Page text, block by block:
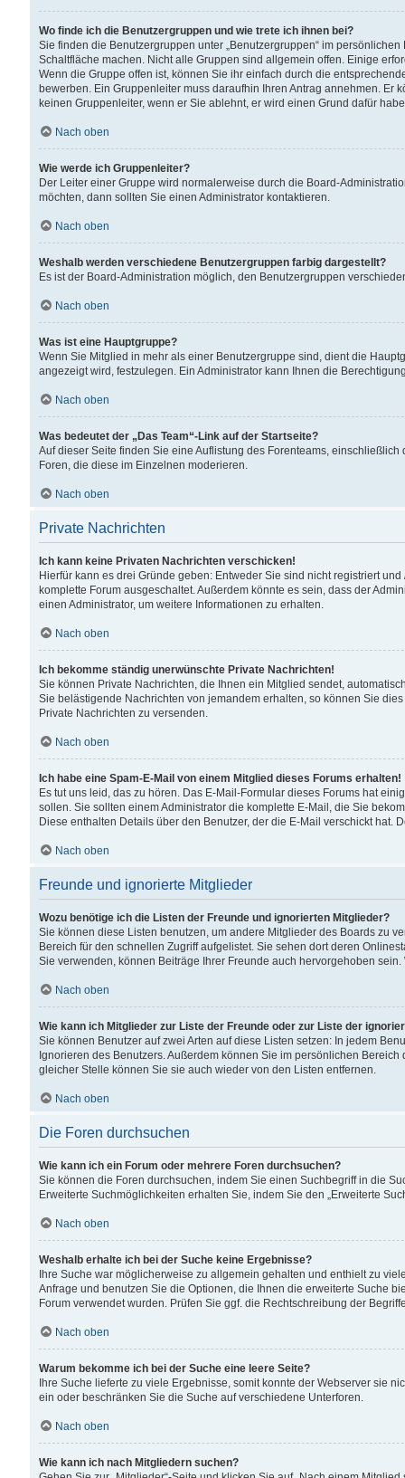
Wo finde ich die Benutzergruppen und wie trete ich ihnen bei?
Sie finden die Benutzergruppen unter „Benutzergruppen“ im
Schaltfläche machen. Nicht alle Gruppen sind allgemein offen. Einige
Wenn die Gruppe offen ist, können Sie ihr einfach durch die
bewerben. Ein Gruppenleiter muss daraufhin Ihren Antrag annehmen.
keinen Gruppenleiter, wenn er Sie ablehnt, er wird einen Grund dafür
Nach oben
Wie werde ich Gruppenleiter?
Der Leiter einer Gruppe wird normalerweise durch die Board-
möchten, dann sollten Sie einen Administrator kontaktieren.
Nach oben
Weshalb werden verschiedene Benutzergruppen farbig dargestellt?
Es ist der Board-Administration möglich, den Benutzergruppen
Nach oben
Was ist eine Hauptgruppe?
Wenn Sie Mitglied in mehr als einer Benutzergruppe sind, dient die
angezeigt wird, festzulegen. Ein Administrator kann Ihnen die
Nach oben
Was bedeutet der „Das Team“-Link auf der Startseite?
Auf dieser Seite finden Sie eine Auflistung des Forenteams,
Foren, die diese im Einzelnen moderieren.
Nach oben
Private Nachrichten
Ich kann keine Privaten Nachrichten verschicken!
Hierfür kann es drei Gründe geben: Entweder Sie sind nicht registriert
komplette Forum ausgeschaltet. Außerdem könnte es sein, dass der
einen Administrator, um weitere Informationen zu erhalten.
Nach oben
Ich bekomme ständig unerwünschte Private Nachrichten!
Sie können Private Nachrichten, die Ihnen ein Mitglied sendet,
Sie belästigende Nachrichten von jemandem erhalten, so können Sie
Private Nachrichten zu versenden.
Nach oben
Ich habe eine Spam-E-Mail von einem Mitglied dieses Forums erhalten!
Es tut uns leid, das zu hören. Das E-Mail-Formular dieses Forums hat
sollen. Sie sollten einem Administrator die komplette E-Mail, die Sie
Diese enthalten Details über den Benutzer, der die E-Mail verschickt hat.
Nach oben
Freunde und ignorierte Mitglieder
Wozu benötige ich die Listen der Freunde und ignorierten Mitglieder?
Sie können diese Listen benutzen, um andere Mitglieder des Boards zu
Bereich für den schnellen Zugriff aufgelistet. Sie sehen dort deren
Sie verwenden, können Beiträge Ihrer Freunde auch hervorgehoben
Nach oben
Wie kann ich Mitglieder zur Liste der Freunde oder zur Liste der
Sie können Benutzer auf zwei Arten auf diese Listen setzen: In jedem
Ignorieren des Benutzers. Außerdem können Sie im persönlichen
gleicher Stelle können Sie sie auch wieder von den Listen entfernen.
Nach oben
Die Foren durchsuchen
Wie kann ich ein Forum oder mehrere Foren durchsuchen?
Sie können die Foren durchsuchen, indem Sie einen Suchbegriff in die
Erweiterte Suchmöglichkeiten erhalten Sie, indem Sie den „Erweiterte
Nach oben
Weshalb erhalte ich bei der Suche keine Ergebnisse?
Ihre Suche war möglicherweise zu allgemein gehalten und enthielt zu
Anfrage und benutzen Sie die Optionen, die Ihnen die erweiterte Suche
Forum verwendet wurden. Prüfen Sie ggf. die Rechtschreibung der
Nach oben
Warum bekomme ich bei der Suche eine leere Seite?
Ihre Suche lieferte zu viele Ergebnisse, somit konnte der Webserver sie
ein oder beschränken Sie die Suche auf verschiedene Unterforen.
Nach oben
Wie kann ich nach Mitgliedern suchen?